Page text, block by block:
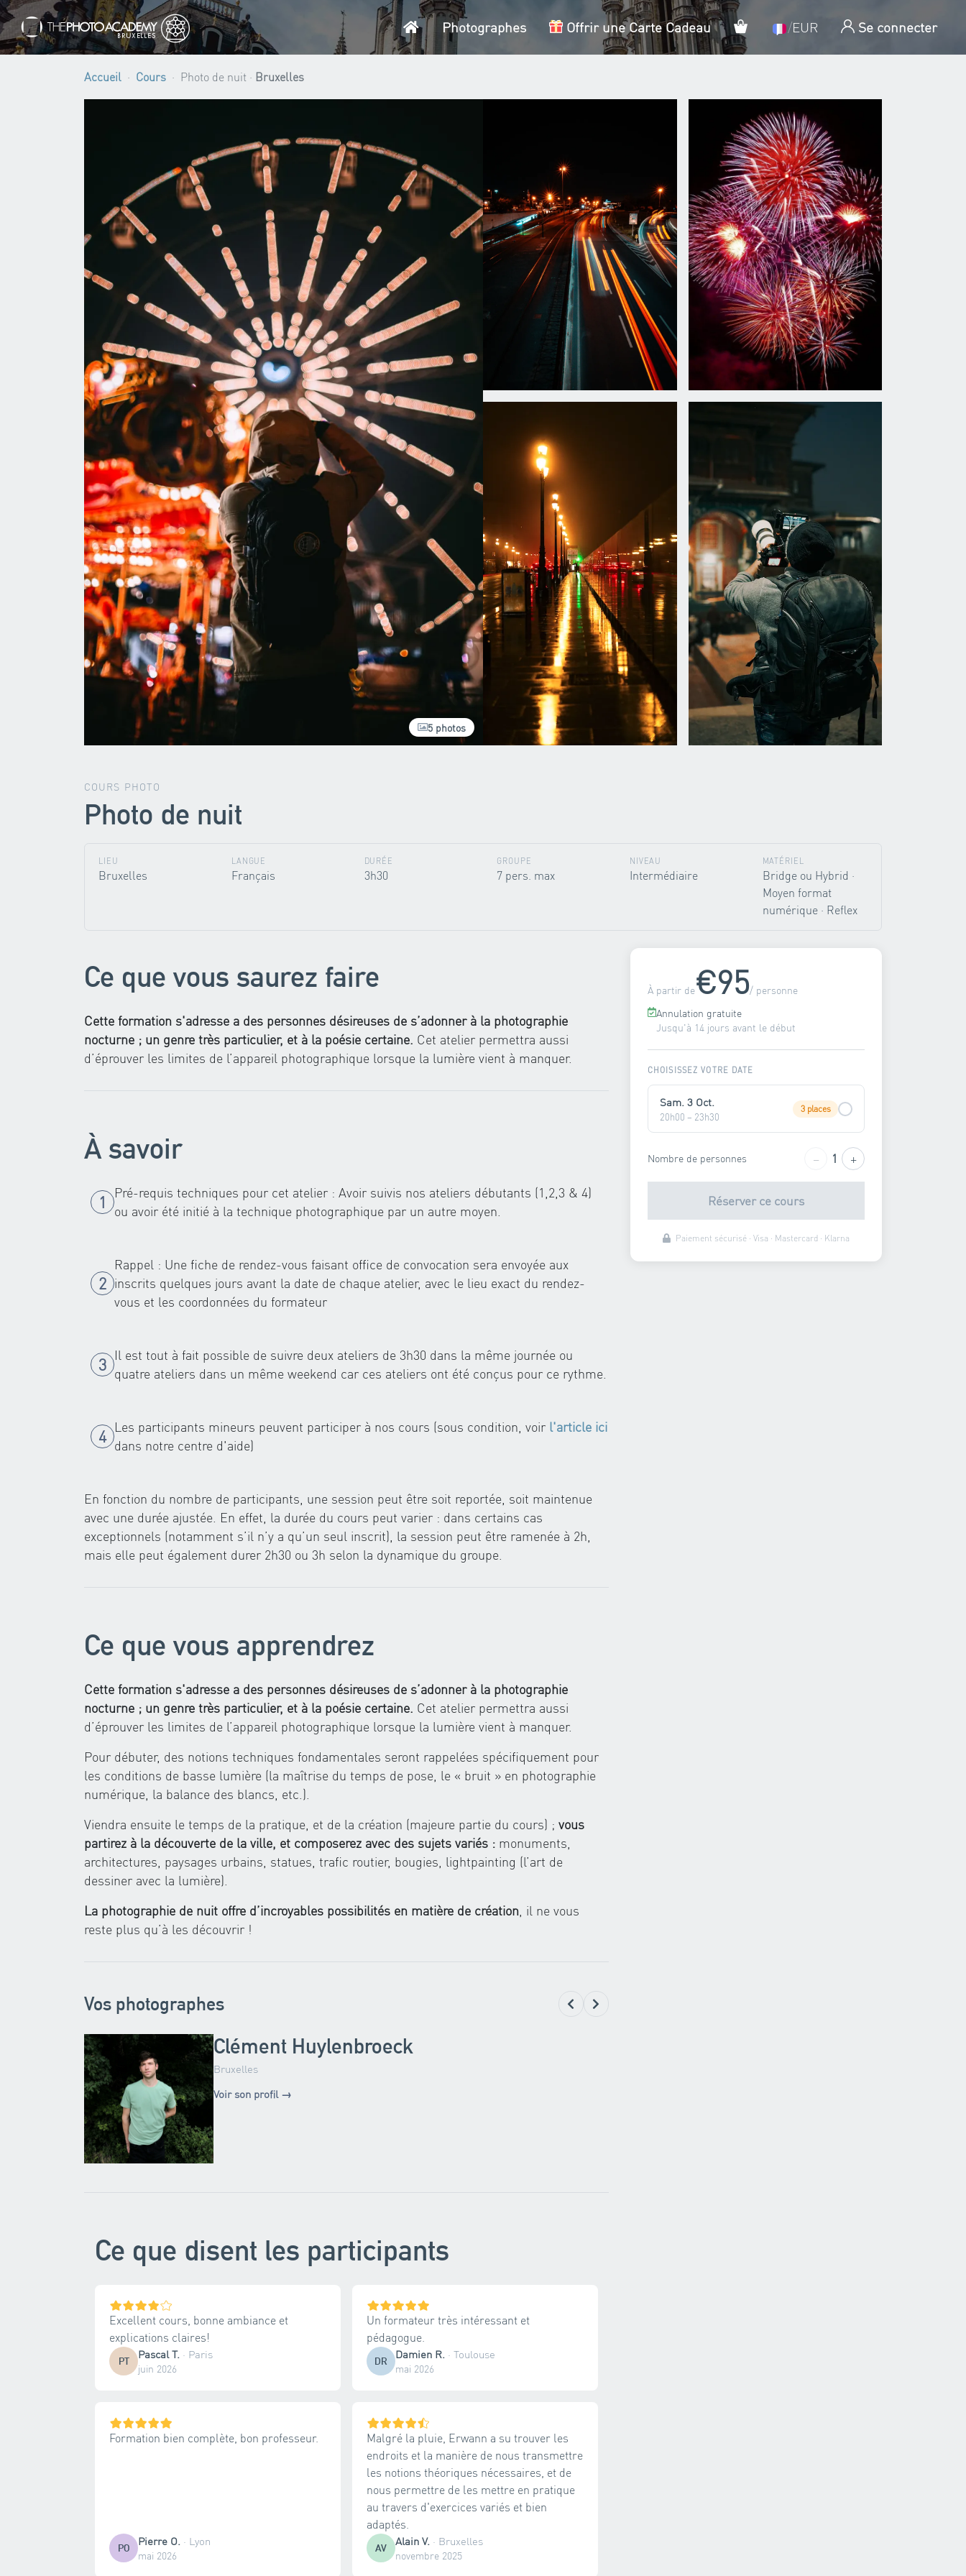
AccueilPhotographes Offrir une Carte Cadeau Panier/EUR Se connecter
Accueil Cours Photo de nuit · Bruxelles
5 photos
COURS PHOTO
Photo de nuit
LIEU
Bruxelles
LANGUE
Français
DURÉE
3h30
GROUPE
7 pers. max
NIVEAU
Intermédiaire
MATÉRIEL
Bridge ou Hybrid ·
Moyen format
numérique · Reflex
Ce que vous saurez faire
Cette formation s'adresse a des personnes désireuses de s’adonner à la photographie
nocturne ; un genre très particulier, et à la poésie certaine. Cet atelier permettra aussi
d’éprouver les limites de l’appareil photographique lorsque la lumière vient à manquer.
À savoir
Pré-requis techniques pour cet atelier : Avoir suivis nos ateliers débutants (1,2,3 & 4)
ou avoir été initié à la technique photographique par un autre moyen.
Rappel : Une fiche de rendez-vous faisant office de convocation sera envoyée aux
inscrits quelques jours avant la date de chaque atelier, avec le lieu exact du rendez-
vous et les coordonnées du formateur
Il est tout à fait possible de suivre deux ateliers de 3h30 dans la même journée ou
quatre ateliers dans un même weekend car ces ateliers ont été conçus pour ce rythme.
Les participants mineurs peuvent participer à nos cours (sous condition, voir l'article ici
dans notre centre d'aide)
En fonction du nombre de participants, une session peut être soit reportée, soit maintenue
avec une durée ajustée. En effet, la durée du cours peut varier : dans certains cas
exceptionnels (notamment s’il n’y a qu’un seul inscrit), la session peut être ramenée à 2h,
mais elle peut également durer 2h30 ou 3h selon la dynamique du groupe.
Ce que vous apprendrez
Cette formation s'adresse a des personnes désireuses de s’adonner à la photographie
nocturne ; un genre très particulier, et à la poésie certaine. Cet atelier permettra aussi
d’éprouver les limites de l’appareil photographique lorsque la lumière vient à manquer.
Pour débuter, des notions techniques fondamentales seront rappelées spécifiquement pour
les conditions de basse lumière (la maîtrise du temps de pose, le « bruit » en photographie
numérique, la balance des blancs, etc.).
Viendra ensuite le temps de la pratique, et de la création (majeure partie du cours) ; vous
partirez à la découverte de la ville, et composerez avec des sujets variés : monuments,
architectures, paysages urbains, statues, trafic routier, bougies, lightpainting (l’art de
dessiner avec la lumière).
La photographie de nuit offre d’incroyables possibilités en matière de création, il ne vous
reste plus qu’à les découvrir !
Vos photographes
Clément Huylenbroeck
Bruxelles
Voir son profil →
Ce que disent les participants
Excellent cours, bonne ambiance et
explications claires!
PT Pascal T. · Paris
juin 2026
Un formateur très intéressant et
pédagogue.
DR Damien R. · Toulouse
mai 2026
Formation bien complète, bon professeur.
PO Pierre O. · Lyon
mai 2026
Malgré la pluie, Erwann a su trouver les
endroits et la manière de nous transmettre
les notions théoriques nécessaires, et de
nous permettre de les mettre en pratique
au travers d'exercices variés et bien
adaptés.
AV Alain V. · Bruxelles
novembre 2025
À partir de€95/ personne
Annulation gratuite
Jusqu'à 14 jours avant le début
CHOISISSEZ VOTRE DATE
Sam. 3 Oct.
20h00 – 23h30
3 places
Nombre de personnes − 1 +
Réserver ce cours
Paiement sécurisé · Visa · Mastercard · Klarna